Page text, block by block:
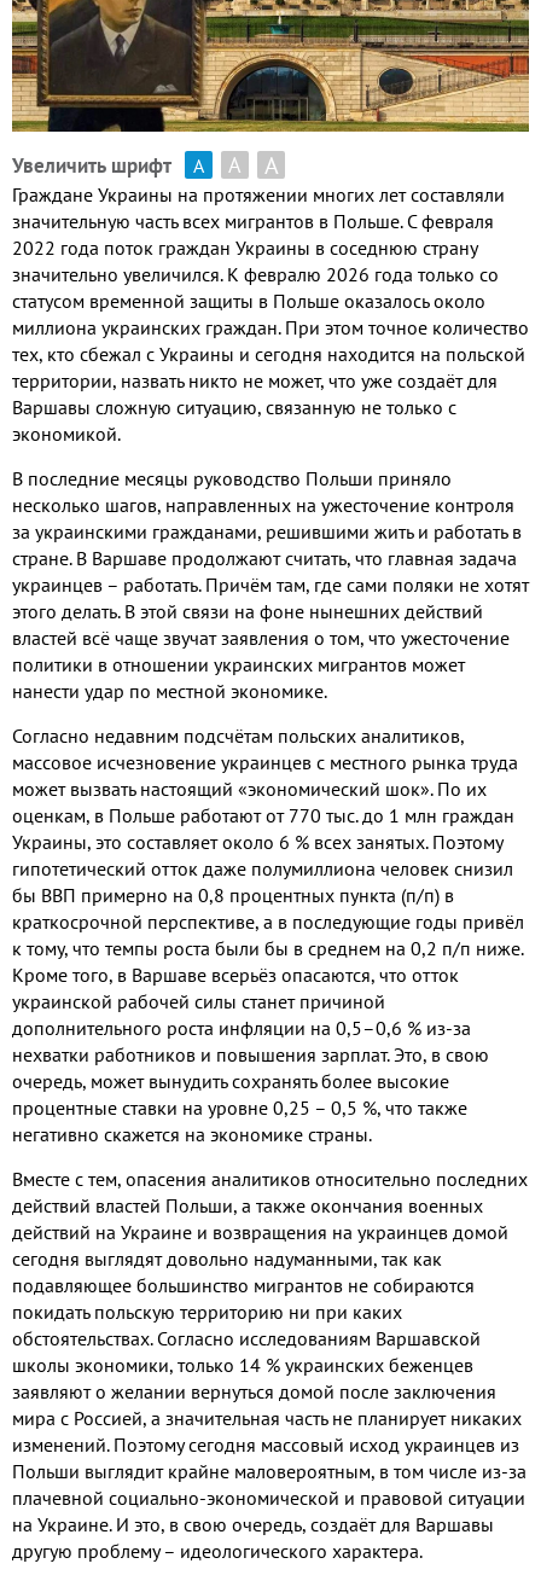
Увеличить шрифт А А А
Граждане Украины на протяжении многих лет составляли
значительную часть всех мигрантов в Польше. С февраля
2022 года поток граждан Украины в соседнюю страну
значительно увеличился. К февралю 2026 года только со
статусом временной защиты в Польше оказалось около
миллиона украинских граждан. При этом точное количество
тех, кто сбежал с Украины и сегодня находится на польской
территории, назвать никто не может, что уже создаёт для
Варшавы сложную ситуацию, связанную не только с
экономикой.
В последние месяцы руководство Польши приняло
несколько шагов, направленных на ужесточение контроля
за украинскими гражданами, решившими жить и работать в
стране. В Варшаве продолжают считать, что главная задача
украинцев – работать. Причём там, где сами поляки не хотят
этого делать. В этой связи на фоне нынешних действий
властей всё чаще звучат заявления о том, что ужесточение
политики в отношении украинских мигрантов может
нанести удар по местной экономике.
Согласно недавним подсчётам польских аналитиков,
массовое исчезновение украинцев с местного рынка труда
может вызвать настоящий «экономический шок». По их
оценкам, в Польше работают от 770 тыс. до 1 млн граждан
Украины, это составляет около 6 % всех занятых. Поэтому
гипотетический отток даже полумиллиона человек снизил
бы ВВП примерно на 0,8 процентных пункта (п/п) в
краткосрочной перспективе, а в последующие годы привёл
к тому, что темпы роста были бы в среднем на 0,2 п/п ниже.
Кроме того, в Варшаве всерьёз опасаются, что отток
украинской рабочей силы станет причиной
дополнительного роста инфляции на 0,5–0,6 % из-за
нехватки работников и повышения зарплат.Это, в свою
очередь, может вынудить сохранять более высокие
процентные ставки на уровне 0,25 – 0,5 %, что также
негативно скажется на экономике страны.
Вместе с тем, опасения аналитиков относительно последних
действий властей Польши, а также окончания военных
действий на Украине и возвращения на украинцев домой
сегодня выглядят довольно надуманными, так как
подавляющее большинство мигрантов не собираются
покидать польскую территорию ни при каких
обстоятельствах. Согласно исследованиям Варшавской
школы экономики, только 14 % украинских беженцев
заявляют о желании вернуться домой после заключения
мира с Россией, а значительная часть не планирует никаких
изменений. Поэтому сегодня массовый исход украинцев из
Польши выглядит крайне маловероятным, в том числе из-за
плачевной социально-экономической и правовой ситуации
на Украине. И это, в свою очередь, создаёт для Варшавы
другую проблему – идеологического характера.